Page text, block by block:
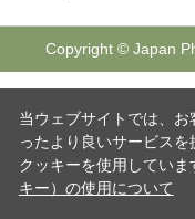
Copyright © Japan
当ウェブサイトでは、お
ったより良いサービスを
クッキーを使用していま
キー）の使用について